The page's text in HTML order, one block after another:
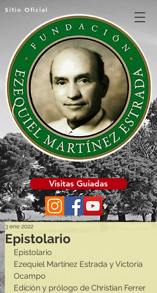
Sitio Oficial
Visitas Guiadas
Epistolario
3 ene 2022
Epistolario
Ezequiel Martínez Estrada y Victoria
Ocampo
Edición y prólogo de Christian Ferrer